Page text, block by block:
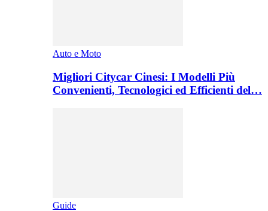
Auto e Moto
Migliori Citycar Cinesi: I Modelli Più
Convenienti, Tecnologici ed Efficienti del…
Guide